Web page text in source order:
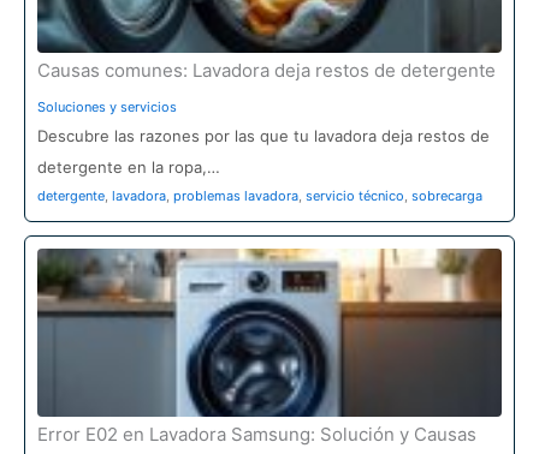
Causas comunes: Lavadora deja restos de detergente
Soluciones y servicios
Descubre las razones por las que tu lavadora deja restos de
detergente en la ropa,…
detergente, lavadora, problemas lavadora, servicio técnico, sobrecarga
Error E02 en Lavadora Samsung: Solución y Causas